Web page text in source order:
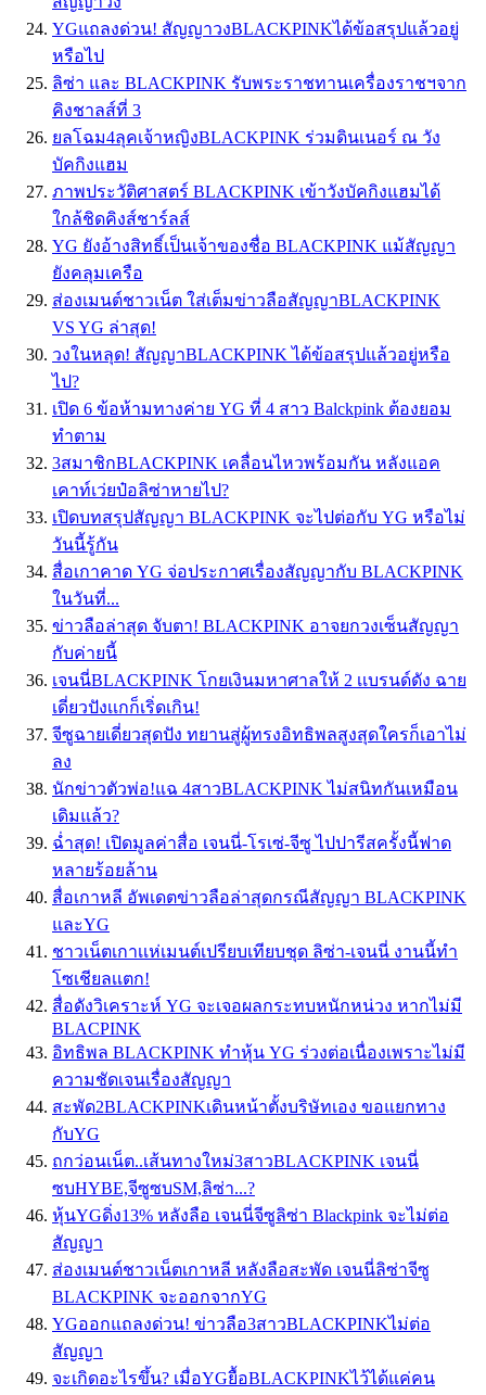
YGแถลงด่วน! สัญญาวงBLACKPINKได้ข้อสรุปแล้วอยู่
หรือไป
ลิซ่า และ BLACKPINK รับพระราชทานเครื่องราชฯจาก
คิงชาลส์ที่ 3
ยลโฉม4ลุคเจ้าหญิงBLACKPINK ร่วมดินเนอร์ ณ วัง
บัคกิงแฮม
ภาพประวัติศาสตร์ BLACKPINK เข้าวังบัคกิงแฮมได้
ใกล้ชิดคิงส์ชาร์ลส์
YG ยังอ้างสิทธิ์เป็นเจ้าของชื่อ BLACKPINK แม้สัญญา
ยังคลุมเครือ
ส่องเมนต์ชาวเน็ต ใส่เต็มข่าวลือสัญญาBLACKPINK
VS YG ล่าสุด!
วงในหลุด! สัญญาBLACKPINK ได้ข้อสรุปแล้วอยู่หรือ
ไป?
เปิด 6 ข้อห้ามทางค่าย YG ที่ 4 สาว Balckpink ต้องยอม
ทำตาม
3สมาชิกBLACKPINK เคลื่อนไหวพร้อมกัน หลังแอค
เคาท์เว่ยป๋อลิซ่าหายไป?
เปิดบทสรุปสัญญา BLACKPINK จะไปต่อกับ YG หรือไม่
วันนี้รู้กัน
สื่อเกาคาด YG จ่อประกาศเรื่องสัญญากับ BLACKPINK
ในวันที่...
ข่าวลือล่าสุด จับตา! BLACKPINK อาจยกวงเซ็นสัญญา
กับค่ายนี้
เจนนี่BLACKPINK โกยเงินมหาศาลให้ 2 เเบรนด์ดัง ฉาย
เดี่ยวปังเเกก็เริ่ดเกิน!
จีซูฉายเดี่ยวสุดปัง ทยานสู่ผู้ทรงอิทธิพลสูงสุดใครก็เอาไม่
ลง
นักข่าวตัวพ่อ!แฉ 4สาวBLACKPINK ไม่สนิทกันเหมือน
เดิมแล้ว?
ฉ่ำสุด! เปิดมูลค่าสื่อ เจนนี่-โรเซ่-จีซู ไปปารีสครั้งนี้ฟาด
หลายร้อยล้าน
สื่อเกาหลี อัพเดตข่าวลือล่าสุดกรณีสัญญา BLACKPINK
และYG
ชาวเน็ตเกาเเห่เมนต์เปรียบเทียบชุด ลิซ่า-เจนนี่ งานนี้ทำ
โซเชียลเเตก!
สื่อดังวิเคราะห์ YG จะเจอผลกระทบหนักหน่วง หากไม่มี
BLACPINK
อิทธิพล BLACKPINK ทำหุ้น YG ร่วงต่อเนื่องเพราะไม่มี
ความชัดเจนเรื่องสัญญา
สะพัด2BLACKPINKเดินหน้าตั้งบริษัทเอง ขอแยกทาง
กับYG
ถกว่อนเน็ต..เส้นทางใหม่3สาวBLACKPINK เจนนี่
ซบHYBE,จีซูซบSM,ลิซ่า...?
หุ้นYGดิ่ง13% หลังลือ เจนนี่จีซูลิซ่า Blackpink จะไม่ต่อ
สัญญา
ส่องเมนต์ชาวเน็ตเกาหลี หลังลือสะพัด เจนนี่ลิซ่าจีซู
BLACKPINK จะออกจากYG
YGออกแถลงด่วน! ข่าวลือ3สาวBLACKPINKไม่ต่อ
สัญญา
จะเกิดอะไรขึ้น? เมื่อYGยื้อBLACKPINKไว้ได้แค่คน